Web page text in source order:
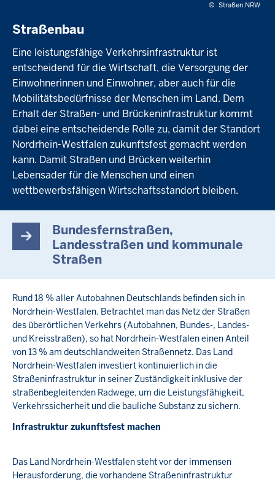
© Straßen.NRW
Straßenbau
Eine leistungsfähige Verkehrsinfrastruktur ist
entscheidend für die Wirtschaft, die Versorgung der
Einwohnerinnen und Einwohner, aber auch für die
Mobilitätsbedürfnisse der Menschen im Land. Dem
Erhalt der Straßen- und Brückeninfrastruktur kommt
dabei eine entscheidende Rolle zu, damit der Standort
Nordrhein-Westfalen zukunftsfest gemacht werden
kann. Damit Straßen und Brücken weiterhin
Lebensader für die Menschen und einen
wettbewerbsfähigen Wirtschaftsstandort bleiben.
Bundesfernstraßen,
Landesstraßen und kommunale
Straßen
Rund 18 % aller Autobahnen Deutschlands befinden sich in
Nordrhein-Westfalen. Betrachtet man das Netz der Straßen
des überörtlichen Verkehrs (Autobahnen, Bundes-, Landes-
und Kreisstraßen), so hat Nordrhein-Westfalen einen Anteil
von 13 % am deutschlandweiten Straßennetz. Das Land
Nordrhein-Westfalen investiert kontinuierlich in die
Straßeninfrastruktur in seiner Zuständigkeit inklusive der
straßenbegleitenden Radwege, um die Leistungsfähigkeit,
Verkehrssicherheit und die bauliche Substanz zu sichern.
Infrastruktur zukunftsfest machen
Das Land Nordrhein-Westfalen steht vor der immensen
Herausforderung, die vorhandene Straßeninfrastruktur